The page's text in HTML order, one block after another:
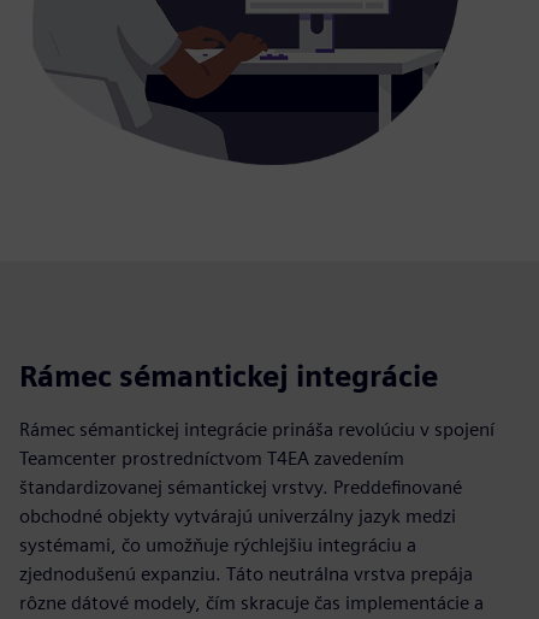
Rámec sémantickej integrácie
Rámec sémantickej integrácie prináša revolúciu v spojení
Teamcenter prostredníctvom T4EA zavedením
štandardizovanej sémantickej vrstvy. Preddefinované
obchodné objekty vytvárajú univerzálny jazyk medzi
systémami, čo umožňuje rýchlejšiu integráciu a
zjednodušenú expanziu. Táto neutrálna vrstva prepája
rôzne dátové modely, čím skracuje čas implementácie a